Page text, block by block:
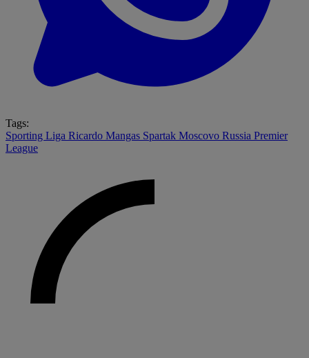
Tags:
Sporting Liga Ricardo Mangas Spartak Moscovo Russia Premier
League